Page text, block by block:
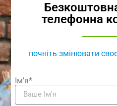
телефонна
почніть змінювати
Ім'я*